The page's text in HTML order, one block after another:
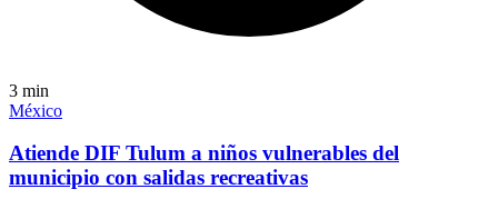
3 min
México
Atiende DIF Tulum a niños vulnerables del
municipio con salidas recreativas